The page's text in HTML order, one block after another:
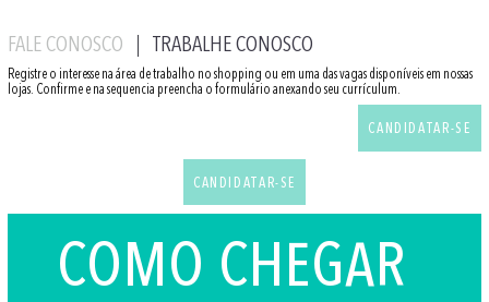
FALE CONOSCO TRABALHE CONOSCO
Registre o interesse na área de trabalho no shopping ou em uma das vagas disponíveis em nossas
lojas. Confirme e na sequencia preencha o formulário anexando seu currículum.
CANDIDATAR-SE
CANDIDATAR-SE
COMO CHEGAR